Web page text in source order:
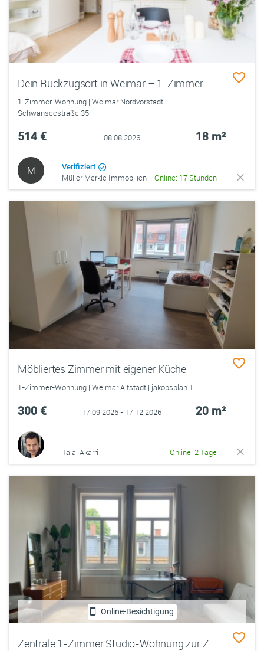
Dein Rückzugsort in Weimar – 1-Zimmer-Wohnung nahe Campus
1-Zimmer-Wohnung | Weimar Nordvorstadt |
Schwanseestraße 35
514 € 08.08.2026 18 m²
M Verifiziert
Müller Merkle Immobilien Online: 17 Stunden
Möbliertes Zimmer mit eigener Küche
1-Zimmer-Wohnung | Weimar Altstadt | jakobsplan 1
300 € 17.09.2026 - 17.12.2026 20 m²
Talal Akarri Online: 2 Tage
Online-Besichtigung
Zentrale 1-Zimmer Studio-Wohnung zur Zwischenmiete